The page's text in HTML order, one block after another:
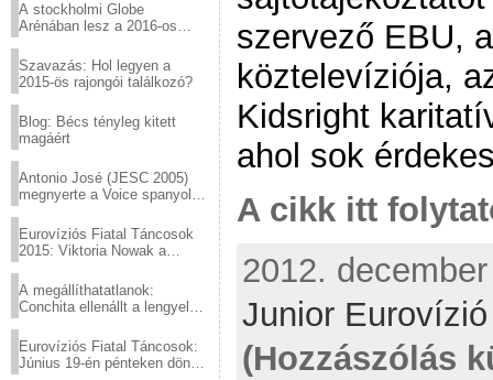
A stockholmi Globe
Arénában lesz a 2016-os
Szavazás: Hol legyen a
2015-ös rajongói találkozó?
Blog: Bécs tényleg kitett
magáért
Antonio José (JESC 2005)
megnyerte a Voice spanyol
Eurovíziós Fiatal Táncosok
2015: Viktoria Nowak a
A megállíthatatlanok:
Conchita ellenállt a lengyel
Eurovíziós Fiatal Táncosok:
Június 19-én pénteken döntő
szervező EBU,
köztelevíziója,
Kidsright
ahol sok
A cikk itt
2012.
Junior
(Hozzászólás